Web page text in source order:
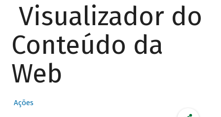
Visualizador do
Conteúdo da
Web
Ações